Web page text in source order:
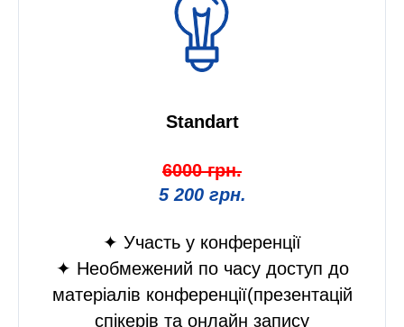
Standart
6000 грн.
5 200 грн.
✦ Участь у конференції
✦ Необмежений по часу доступ до
матеріалів конференції(презентацій
спікерів та онлайн запису